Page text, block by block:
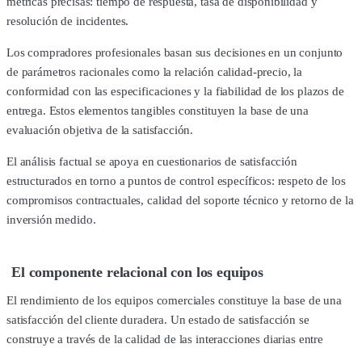
resolución de incidentes.
Los compradores profesionales basan sus decisiones en un conjunto
de parámetros racionales como la relación calidad-precio, la
conformidad con las especificaciones y la fiabilidad de los plazos de
entrega. Estos elementos tangibles constituyen la base de una
evaluación objetiva de la satisfacción.
El análisis factual se apoya en cuestionarios de satisfacción
estructurados en torno a puntos de control específicos: respeto de los
compromisos contractuales, calidad del soporte técnico y retorno de la
inversión medido.
El componente relacional con los equipos
El rendimiento de los equipos comerciales constituye la base de una
satisfacción del cliente duradera. Un estado de satisfacción se
construye a través de la calidad de las interacciones diarias entre